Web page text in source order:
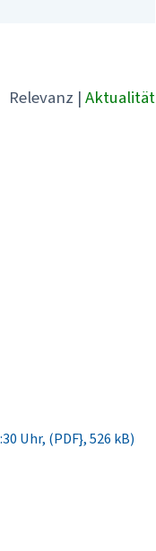
Relevanz | Aktualität
Uhr, (PDF}, 526 kB)